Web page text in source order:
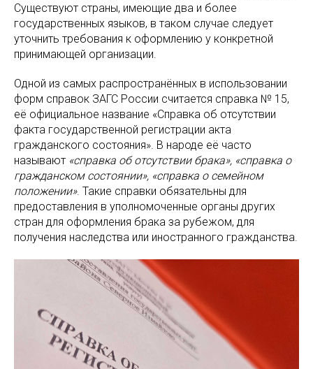
Существуют страны, имеющие два и более
государственных языков, в таком случае следует
уточнить требования к оформлению у конкретной
принимающей организации.
Одной из самых распространённых в использовании
форм справок ЗАГС России считается справка № 15,
её официальное название «Справка об отсутствии
факта государственной регистрации акта
гражданского состояния». В народе её часто
называют «справка об отсутствии брака», «справка о
гражданском состоянии», «справка о семейном
положении». Такие справки обязательны для
предоставления в уполномоченные органы других
стран для оформления брака за рубежом, для
получения наследства или иностранного гражданства.